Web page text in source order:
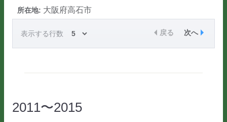
大阪府高石市
表示する行数 戻る 次へ
2011〜2015